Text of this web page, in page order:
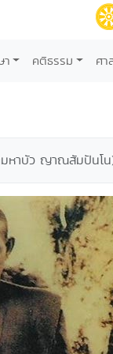
า คติธรรม ศา
มหาบัว ญาณสัมปันโ